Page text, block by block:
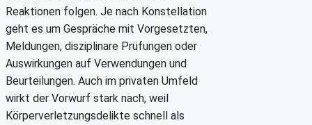
Reaktionen folgen. Je nach Konstellation
geht es um Gespräche mit Vorgesetzten,
Meldungen, disziplinare Prüfungen oder
Auswirkungen auf Verwendungen und
Beurteilungen. Auch im privaten Umfeld
wirkt der Vorwurf stark nach, weil
Körperverletzungsdelikte schnell als